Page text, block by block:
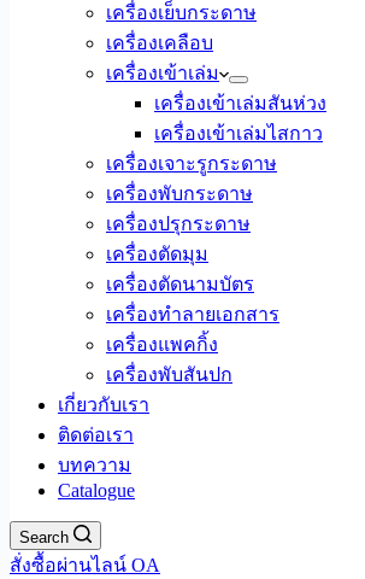
เครื่องเย็บกระดาษ
เครื่องเคลือบ
เครื่องเข้าเล่ม
เครื่องเข้าเล่มสันห่วง
เครื่องเข้าเล่มไสกาว
เครื่องเจาะรูกระดาษ
เครื่องพับกระดาษ
เครื่องปรุกระดาษ
เครื่องตัดมุม
เครื่องตัดนามบัตร
เครื่องทำลายเอกสาร
เครื่องแพคกิ้ง
เครื่องพับสันปก
เกี่ยวกับเรา
ติดต่อเรา
บทความ
Catalogue
Search
สั่งซื้อผ่านไลน์ OA